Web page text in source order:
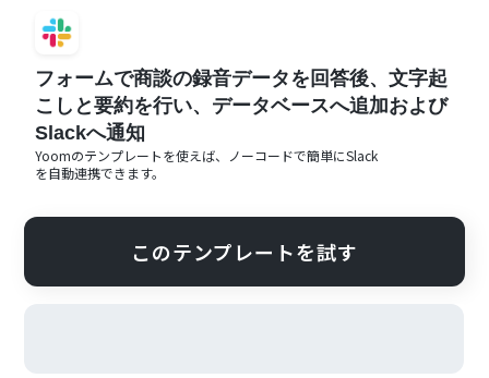
フォームで商談の録音データを回答後、文字起
こしと要約を行い、データベースへ追加および
Slackへ通知
Yoomのテンプレートを使えば、ノーコードで簡単にSlack
を自動連携できます。
このテンプレートを試す